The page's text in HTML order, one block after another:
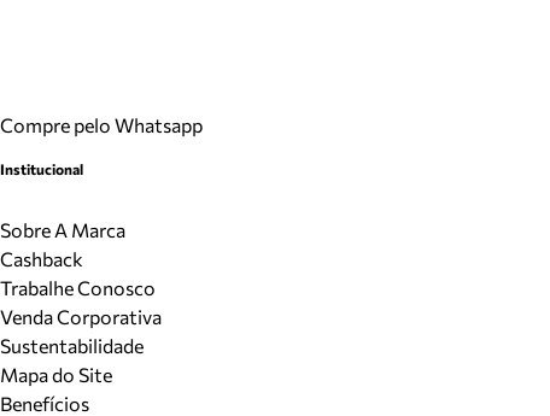
Compre pelo Whatsapp
Institucional
Sobre A Marca
Cashback
Trabalhe Conosco
Venda Corporativa
Sustentabilidade
Mapa do Site
Benefícios